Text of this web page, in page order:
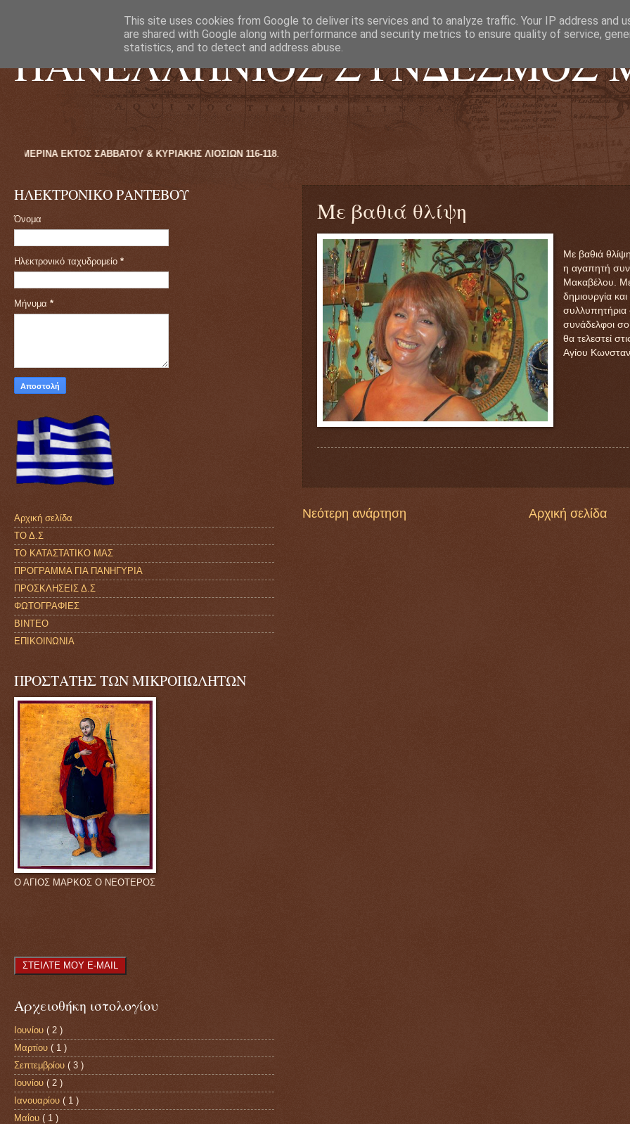
ΠΑΝΕΛΛΗΝΙΟΣ ΣΥΝΔΕΣΜΟΣ
ΕΩΣ 16:00ΜΜ ΚΑΘΗΜΕΡΙΝΑ ΕΚΤΟΣ ΣΑΒΒΑΤΟΥ & ΚΥΡΙΑΚΗΣ ΛΙΟΣΙΩΝ 116-118
Με βαθιά θλίψη
Με βαθιά
η αγαπητή
Μακαβέλου.
δημιουργία
συλλυπητήρια
συνάδελφοι
θα τελεστεί
Αγίου
Νεότερη ανάρτηση Αρχική σελίδα
ΗΛΕΚΤΡΟΝΙΚΟ ΡΑΝΤΕΒΟΥ
Όνομα
Ηλεκτρονικό ταχυδρομείο *
Μήνυμα *
Αρχική σελίδα
ΤΟ Δ.Σ
ΤΟ ΚΑΤΑΣΤΑΤΙΚΟ ΜΑΣ
ΠΡΟΓΡΑΜΜΑ ΓΙΑ ΠΑΝΗΓΥΡΙΑ
ΠΡΟΣΚΛΗΣΕΙΣ Δ.Σ
ΦΩΤΟΓΡΑΦΙΕΣ
ΒΙΝΤΕΟ
ΕΠΙΚΟΙΝΩΝΙΑ
ΠΡΟΣΤΑΤΗΣ ΤΩΝ ΜΙΚΡΟΠΩΛΗΤΩΝ
Ο ΑΓΙΟΣ ΜΑΡΚΟΣ Ο ΝΕΟΤΕΡΟΣ
Αρχειοθήκη ιστολογίου
Ιουνίου ( 2 )
Μαρτίου ( 1 )
Σεπτεμβρίου ( 3 )
Ιουνίου ( 2 )
Ιανουαρίου ( 1 )
Μαΐου ( 1 )
This site uses cookies from Google to deliver its services and to analyze traffic. Your IP address and
are shared with Google along with performance and security metrics to ensure quality of service,
statistics, and to detect and address abuse.